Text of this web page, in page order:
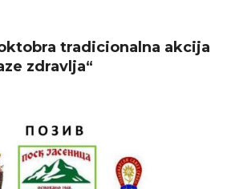
tradicionalna akcija
zdravlja“